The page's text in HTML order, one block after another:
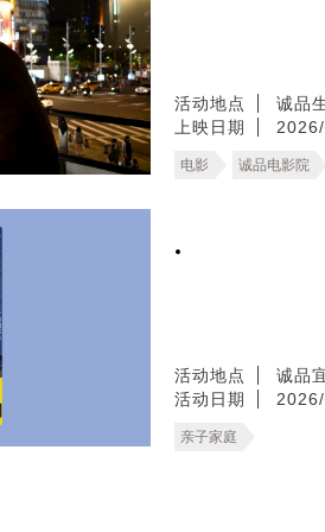
活动地点
诚品
上映日期
电影 诚品电影院
.
活动地点
诚品
活动日期
亲子家庭